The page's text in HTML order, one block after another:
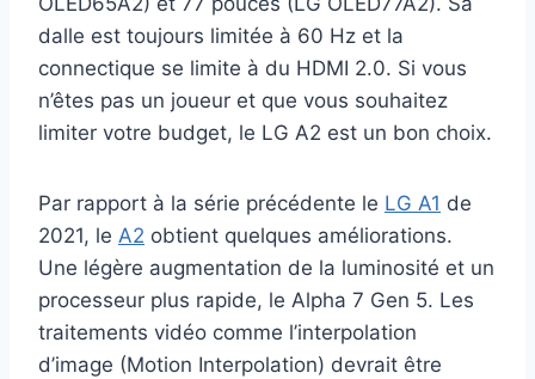
dalle est toujours limitée à 60 Hz et la
connectique se limite à du HDMI 2.0. Si vous
n’êtes pas un joueur et que vous souhaitez
limiter votre budget, le LG A2 est un bon choix.
Par rapport à la série précédente le LG A1 de
2021, le A2 obtient quelques améliorations.
Une légère augmentation de la luminosité et un
processeur plus rapide, le Alpha 7 Gen 5. Les
traitements vidéo comme l’interpolation
d’image (Motion Interpolation) devrait être